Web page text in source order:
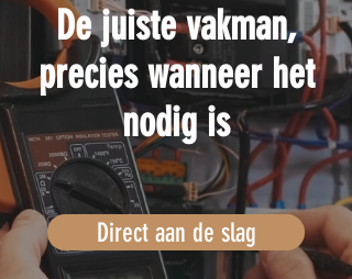
De juiste vakman,
precies wanneer het
nodig is
Direct aan de slag